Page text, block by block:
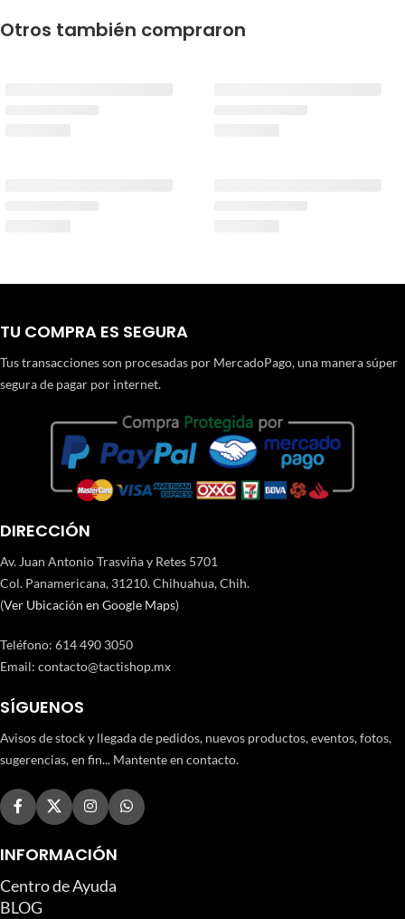
Otros también compraron
TU COMPRA ES SEGURA
Tus transacciones son procesadas por MercadoPago, una manera súper
segura de pagar por internet.
DIRECCIÓN
Av. Juan Antonio Trasviña y Retes 5701
Col. Panamericana, 31210. Chihuahua, Chih.
(Ver Ubicación en Google Maps)
Teléfono: 614 490 3050
Email: contacto@tactishop.mx
SÍGUENOS
Avisos de stock y llegada de pedidos, nuevos productos, eventos, fotos,
sugerencias, en fin... Mantente en contacto.
INFORMACIÓN
Centro de Ayuda
BLOG